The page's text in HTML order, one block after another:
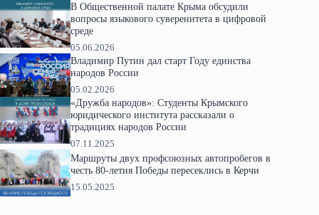
В Общественной палате Крыма обсудили
вопросы языкового суверенитета в цифровой
среде
05.06.2026
Владимир Путин дал старт Году единства
народов России
05.02.2026
«Дружба народов»: Студенты Крымского
юридического института рассказали о
традициях народов России
07.11.2025
Маршруты двух профсоюзных автопробегов в
честь 80-летия Победы пересеклись в Керчи
15.05.2025